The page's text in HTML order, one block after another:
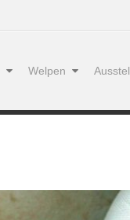
Welpen